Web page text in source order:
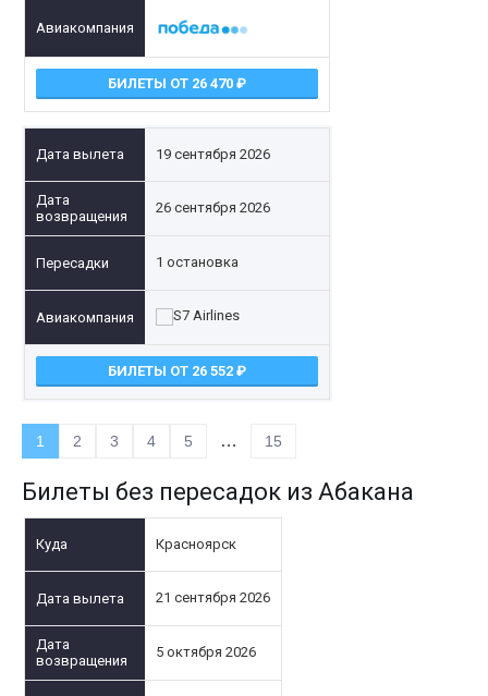
БИЛЕТЫ ОТ 26 470
19 сентября 2026
26 сентября 2026
1 остановка
БИЛЕТЫ ОТ 26 552
1 2 3 4 5 … 15
Билеты без пересадок из Абакана
Красноярск
21 сентября 2026
5 октября 2026